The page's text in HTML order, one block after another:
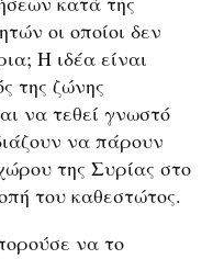
οι οποίοι δεν
Η ιδέα είναι
της ζώνης
να τεθεί γνωστό
να πάρουν
της Συρίας στο
του καθεστώτος.
να το